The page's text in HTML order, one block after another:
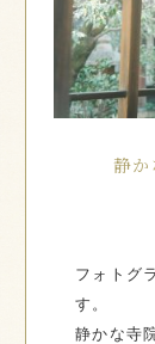
静
フォトグ
す。
静かな寺